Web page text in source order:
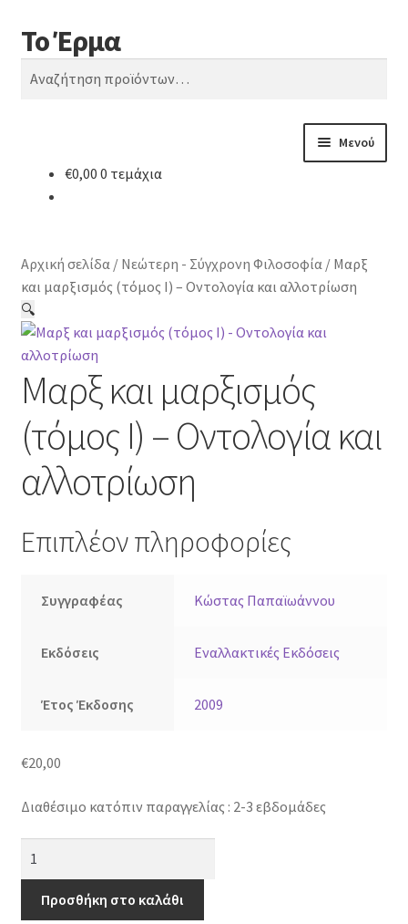
Απευθείας
μετάβαση
στην
Μετάβαση
σε
περιεχόμενο
Το Έρμα
Αναζήτηση
Αναζήτηση
Μενού
Κατηγορίες Βιβλίων
Συχνές Ερωτήσεις
Επικοινωνία
€0,00 0 τεμάχια
Αρχική σελίδα/ Νεώτερη - Σύγχρονη Φιλοσοφία/ Μαρξ
και μαρξισμός (τόμος Ι) – Οντολογία και αλλοτρίωση
🔍
Μαρξ και μαρξισμός
(τόμος Ι) – Οντολογία και
αλλοτρίωση
Επιπλέον πληροφορίες
Συγγραφέας Κώστας Παπαϊωάννου
Εκδόσεις Εναλλακτικές Εκδόσεις
Έτος Έκδοσης 2009
€20,00
Διαθέσιμο κατόπιν παραγγελίας : 2-3 εβδομάδες
μαρξισμός
(τόμος
Προσθήκη στο καλάθι